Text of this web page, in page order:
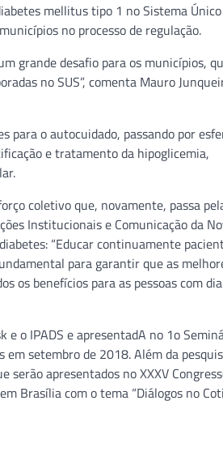
mellitus tipo 1 no Sistema
no processo de regulação.
grande desafio para os municípios,
no SUS”, comenta Mauro
para o autocuidado, passando por
e tratamento da hipoglicemia,
coletivo que, novamente, passa
Institucionais e Comunicação da
“Educar continuamente
para garantir que as
os benefícios para as pessoas com
o IPADS e apresentadA no 1o
setembro de 2018. Além da
apresentados no XXXV
Brasília com o tema “Diálogos no